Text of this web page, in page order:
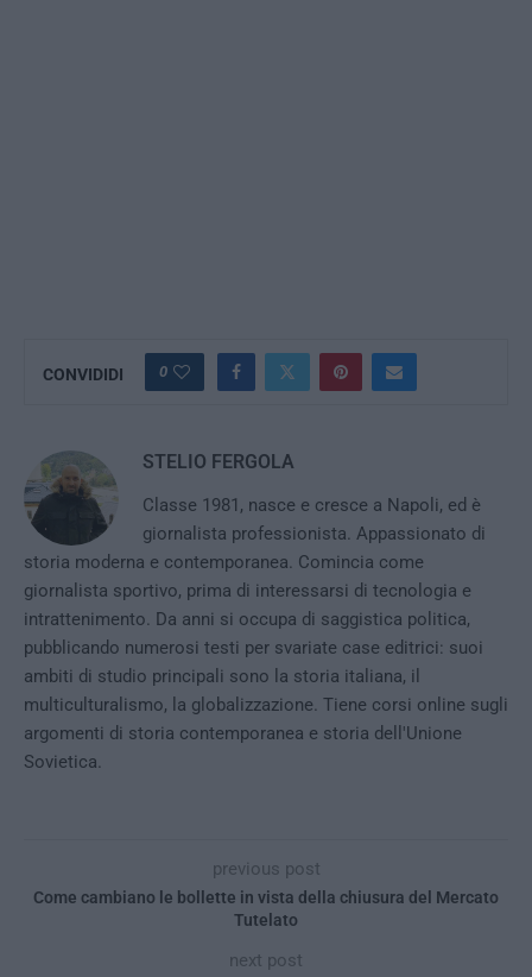
CONVIDIDI 0
STELIO FERGOLA
Classe 1981, nasce e cresce a Napoli, ed è
giornalista professionista. Appassionato di
storia moderna e contemporanea. Comincia come
giornalista sportivo, prima di interessarsi di tecnologia e
intrattenimento. Da anni si occupa di saggistica politica,
pubblicando numerosi testi per svariate case editrici: suoi
ambiti di studio principali sono la storia italiana, il
multiculturalismo, la globalizzazione. Tiene corsi online sugli
argomenti di storia contemporanea e storia dell'Unione
Sovietica.
previous post
Come cambiano le bollette in vista della chiusura del Mercato
Tutelato
next post